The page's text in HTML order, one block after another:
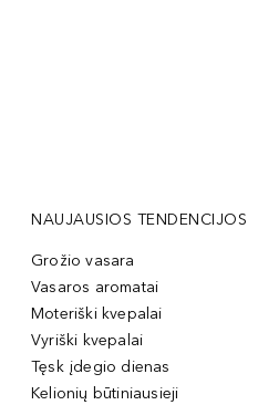
NAUJAUSIOS TENDENCIJOS
Grožio vasara
Vasaros aromatai
Moteriški kvepalai
Vyriški kvepalai
Tęsk įdegio dienas
Kelionių būtiniausieji